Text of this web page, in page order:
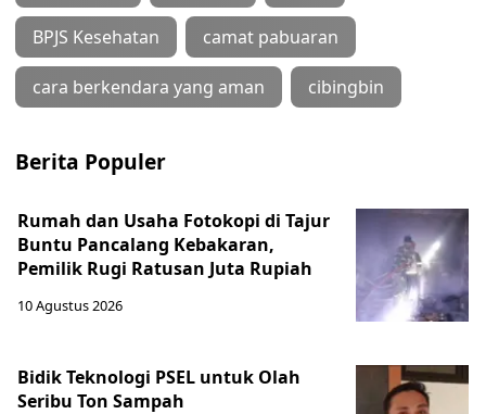
BPJS Kesehatan camat pabuaran
cara berkendara yang aman cibingbin
Berita Populer
Rumah dan Usaha Fotokopi di Tajur
Buntu Pancalang Kebakaran,
Pemilik Rugi Ratusan Juta Rupiah
10 Agustus 2026
Bidik Teknologi PSEL untuk Olah
Seribu Ton Sampah